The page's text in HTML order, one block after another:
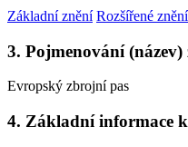
Základní znění Rozšířené znění
3. Pojmenování (název)
Evropský zbrojní pas
4. Základní informace